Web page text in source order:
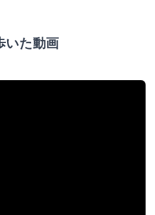
いた動画